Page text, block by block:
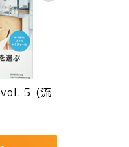
５ (流